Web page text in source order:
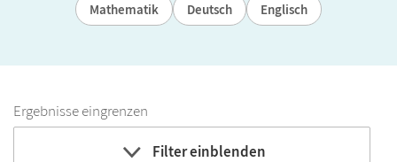
Mathematik Deutsch Englisch
Ergebnisse eingrenzen
Filter einblenden